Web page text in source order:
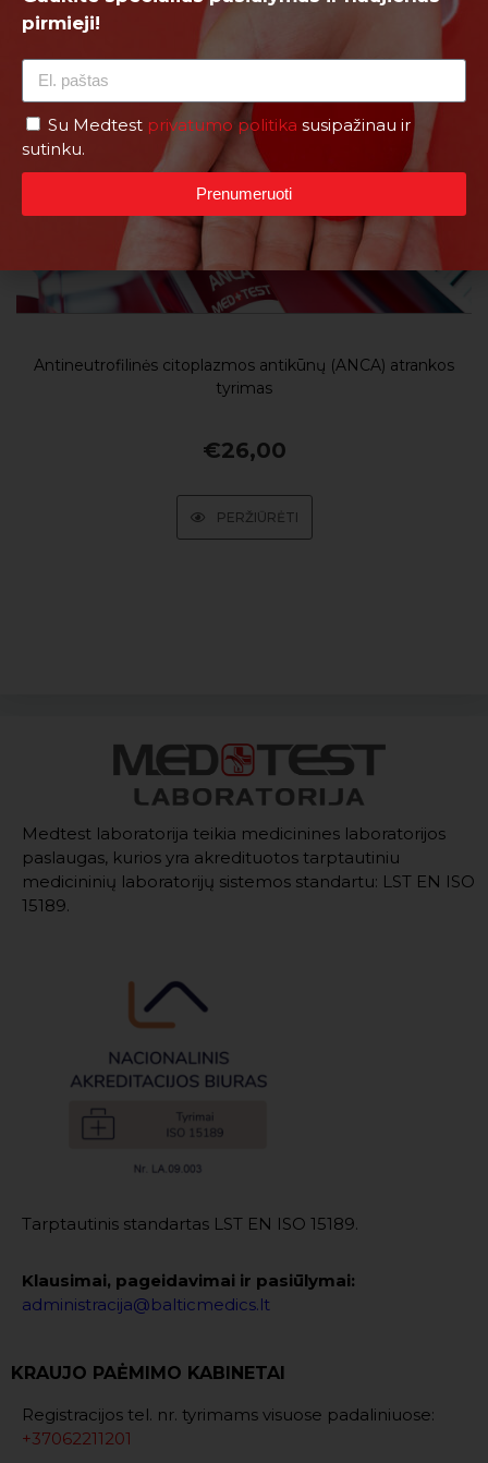
Antineutrofilinės citoplazmos antikūnų (ANCA) atrankos
tyrimas
€26,00
PERŽIŪRĖTI
Medtest laboratorija teikia medicinines laboratorijos
paslaugas, kurios yra akredituotos tarptautiniu
medicininių laboratorijų sistemos standartu: LST EN ISO
15189.
Tarptautinis standartas LST EN ISO 15189.
Klausimai, pageidavimai ir pasiūlymai:
administracija@balticmedics.lt
KRAUJO PAĖMIMO KABINETAI
Registracijos tel. nr. tyrimams visuose padaliniuose:
+37062211201
pirmieji!
Su Medtest privatumo politika susipažinau ir
sutinku.
Prenumeruoti